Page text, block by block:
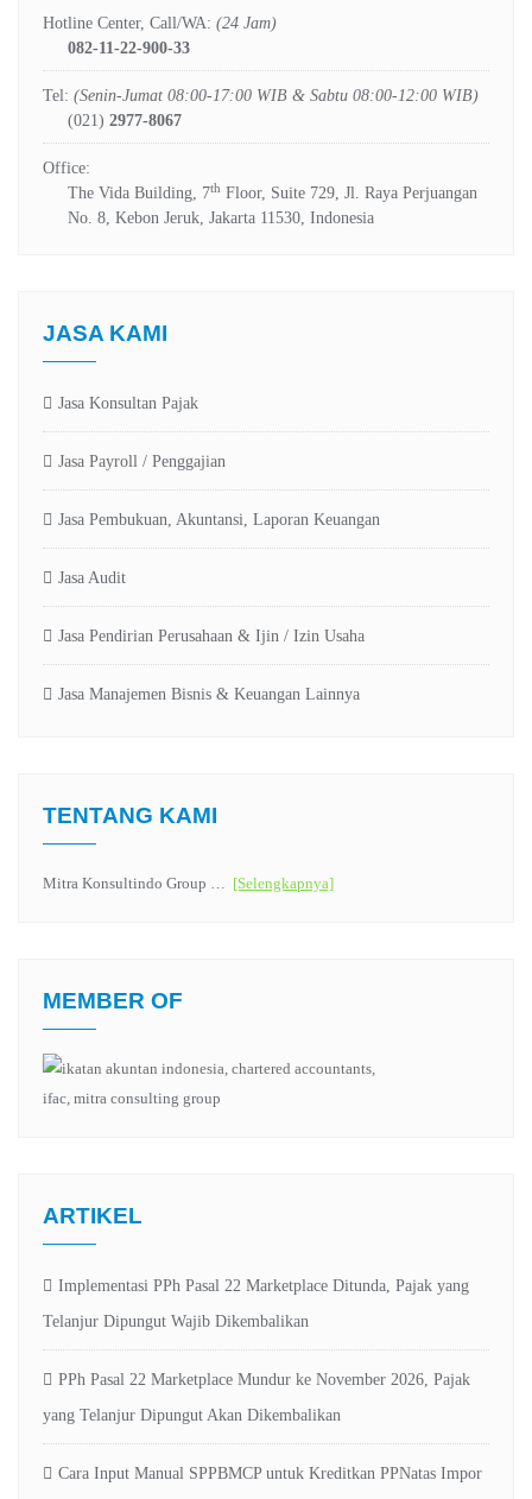
Hotline Center, Call/WA: (24 Jam)
082-11-22-900-33
Tel: (Senin-Jumat 08:00-17:00 WIB & Sabtu 08:00-12:00 WIB)
(021) 2977-8067
Office:
The Vida Building, 7th Floor, Suite 729, Jl. Raya Perjuangan
No. 8, Kebon Jeruk, Jakarta 11530, Indonesia
JASA KAMI
Jasa Konsultan Pajak
Jasa Payroll / Penggajian
Jasa Pembukuan, Akuntansi, Laporan Keuangan
Jasa Audit
Jasa Pendirian Perusahaan & Ijin / Izin Usaha
Jasa Manajemen Bisnis & Keuangan Lainnya
TENTANG KAMI
Mitra Konsultindo Group … [Selengkapnya]
MEMBER OF
ARTIKEL
Implementasi PPh Pasal 22 Marketplace Ditunda, Pajak yang
Telanjur Dipungut Wajib Dikembalikan
PPh Pasal 22 Marketplace Mundur ke November 2026, Pajak
yang Telanjur Dipungut Akan Dikembalikan
Cara Input Manual SPPBMCP untuk Kreditkan PPNatas Impor